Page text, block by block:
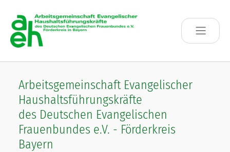
Arbeitsgemeinschaft Evangelischer
Haushaltsführungskräfte
des Deutschen Evangelischen
Frauenbundes e.V. - Förderkreis
Bayern